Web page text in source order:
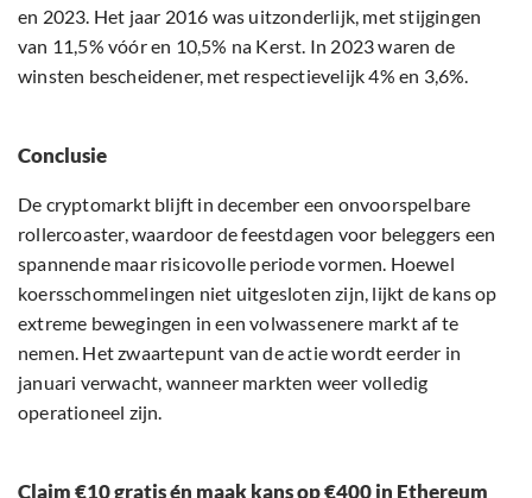
en 2023. Het jaar 2016 was uitzonderlijk, met stijgingen
van 11,5% vóór en 10,5% na Kerst. In 2023 waren de
winsten bescheidener, met respectievelijk 4% en 3,6%.
Conclusie
De cryptomarkt blijft in december een onvoorspelbare
rollercoaster, waardoor de feestdagen voor beleggers een
spannende maar risicovolle periode vormen. Hoewel
koersschommelingen niet uitgesloten zijn, lijkt de kans op
extreme bewegingen in een volwassenere markt af te
nemen. Het zwaartepunt van de actie wordt eerder in
januari verwacht, wanneer markten weer volledig
operationeel zijn.
Claim €10 gratis én maak kans op €400 in Ethereum